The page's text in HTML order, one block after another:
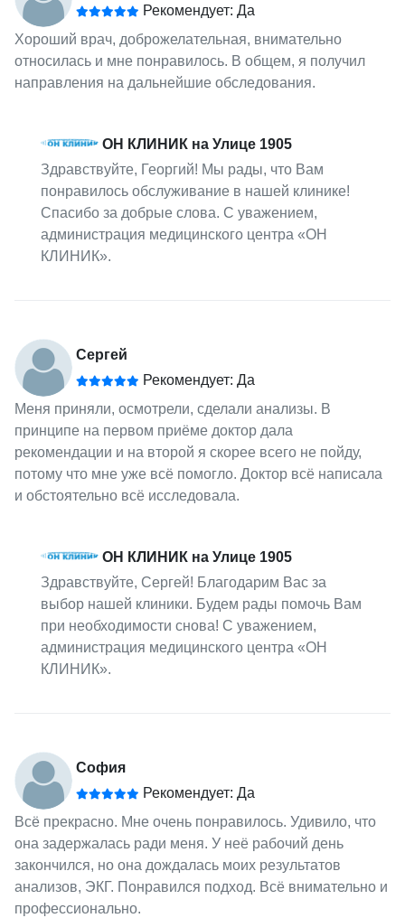
Рекомендует: Да
Хороший врач, доброжелательная, внимательно
относилась и мне понравилось. В общем, я получил
направления на дальнейшие обследования.
ОН КЛИНИК на Улице 1905
Здравствуйте, Георгий! Мы рады, что Вам
понравилось обслуживание в нашей клинике!
Спасибо за добрые слова. С уважением,
администрация медицинского центра «ОН
КЛИНИК».
Сергей
Рекомендует: Да
Меня приняли, осмотрели, сделали анализы. В
принципе на первом приёме доктор дала
рекомендации и на второй я скорее всего не пойду,
потому что мне уже всё помогло. Доктор всё написала
и обстоятельно всё исследовала.
ОН КЛИНИК на Улице 1905
Здравствуйте, Сергей! Благодарим Вас за
выбор нашей клиники. Будем рады помочь Вам
при необходимости снова! С уважением,
администрация медицинского центра «ОН
КЛИНИК».
София
Рекомендует: Да
Всё прекрасно. Мне очень понравилось. Удивило, что
она задержалась ради меня. У неё рабочий день
закончился, но она дождалась моих результатов
анализов, ЭКГ. Понравился подход. Всё внимательно и
профессионально.